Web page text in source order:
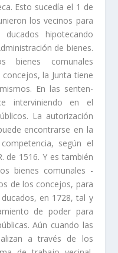
Esto su­cedí­a el 1 de
los vecinos para
hipotecando
de bienes.
bienes comunales
la Junta tiene
En las senten­
interviniendo en el
La autorización
encontrarse en la
según el
de 1516. Y es también
bienes comu­nales -
de los concejos, para
en 1728, tal y
de poder para
Aún cuando las
a través de los